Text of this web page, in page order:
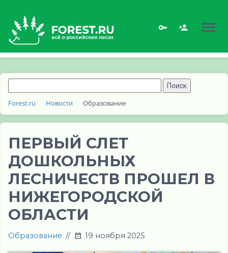
Forest.ru Новости Образование
ПЕРВЫЙ СЛЕТ
ДОШКОЛЬНЫХ
ЛЕСНИЧЕСТВ ПРОШЕЛ В
НИЖЕГОРОДСКОЙ
ОБЛАСТИ
Образование // 19 ноября 2025